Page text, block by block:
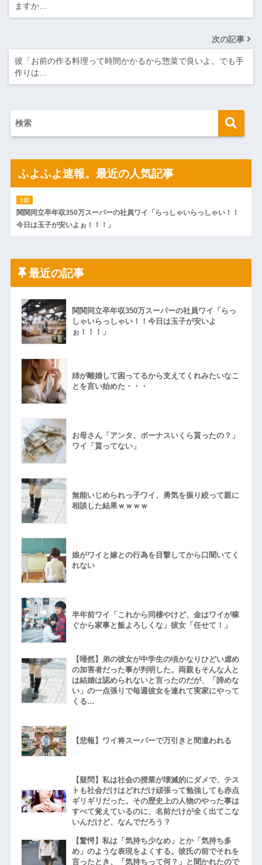
ますか…
次の記事
彼「お前の作る料理って時間かかるから惣菜で良いよ。でも手
作りは…
ふよふよ速報。最近の人気記事
関関同立卒年収350万スーパーの社員ワイ「らっしゃいらっしゃい！！
今日は玉子が安いよぉ！！！」
最近の記事
関関同立卒年収350万スーパーの社員ワイ「らっ
しゃいらっしゃい！！今日は玉子が安いよ
ぉ！！！」
姉が離婚して困ってるから支えてくれみたいなこ
とを言い始めた・・・
お母さん「アンタ、ボーナスいくら貰ったの？」
ワイ「貰ってない」
無能いじめられっ子ワイ、勇気を振り絞って親に
相談した結果ｗｗｗｗ
娘がワイと嫁との行為を目撃してから口聞いてく
れない
半年前ワイ「これから同棲やけど、金はワイが稼
ぐから家事と飯よろしくな」彼女「任せて！」
【唖然】弟の彼女が中学生の頃かなりひどい虐め
の加害者だった事が判明した。両親もそんな人と
は結婚は認められないと言ったのだが、「諦めな
い」の一点張りで毎週彼女を連れて実家にやって
くる…
【悲報】ワイ将スーパーで万引きと間違われる
【疑問】私は社会の授業が壊滅的にダメで、テス
トも社会だけはどれだけ頑張って勉強しても赤点
ギリギリだった。その歴史上の人物のやった事は
すべて覚えているのに、名前だけが全く出てこな
いんだけど、なんでだろう？
【驚愕】私は「気持ち少なめ」とか「気持ち多
め」のような表現をよくする。彼氏の前でそれを
言ったとき、「気持ちって何？」と聞かれたので